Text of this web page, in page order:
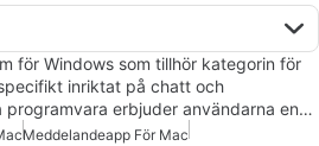
för Windows som tillhör kategorin för
inriktat på chatt och
programvara erbjuder användarna en…
Meddelandeapp För Mac